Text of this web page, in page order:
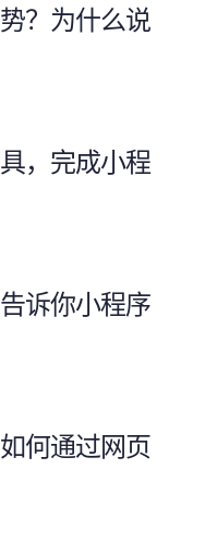
？为什么说
，完成小程
诉你小程序
何通过网页